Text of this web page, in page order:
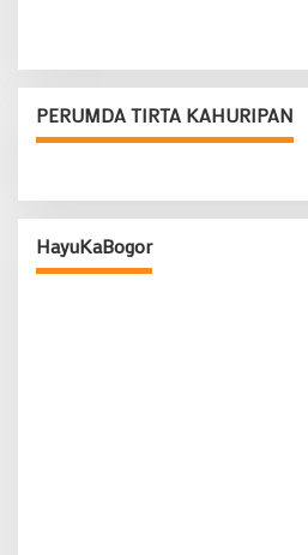
PERUMDA TIRTA KAHURIPAN
HayuKaBogor